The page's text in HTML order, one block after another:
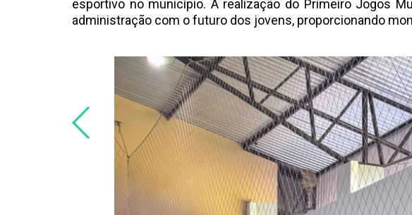
esportivo no município. A realização do Primeiro Jogos
administração com o futuro dos jovens, proporcionando